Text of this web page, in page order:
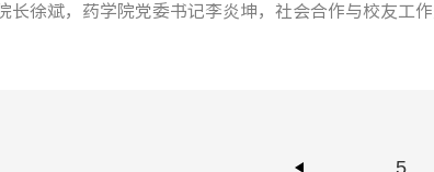
长徐斌，药学院党委书记李炎坤，社会合作与校友工